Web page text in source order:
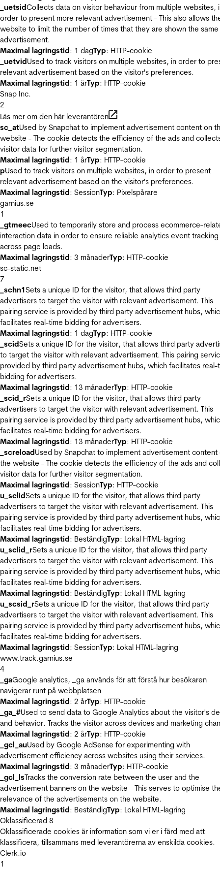
_uetsidCollects data on visitor behaviour from multiple websites,
order to present more relevant advertisement - This also allows
website to limit the number of times that they are shown the same
advertisement.
Maximal lagringstid: 1 dagTyp: HTTP-cookie
_uetvidUsed to track visitors on multiple websites, in order to
relevant advertisement based on the visitor's preferences.
Maximal lagringstid: 1 årTyp: HTTP-cookie
Snap Inc.
2
Läs mer om den här leverantören
sc_atUsed by Snapchat to implement advertisement content on
website - The cookie detects the efficiency of the ads and
visitor data for further visitor segmentation.
Maximal lagringstid: 1 årTyp: HTTP-cookie
pUsed to track visitors on multiple websites, in order to present
relevant advertisement based on the visitor's preferences.
Maximal lagringstid: SessionTyp: Pixelspårare
garnius.se
1
_gtmeecUsed to temporarily store and process ecommerce-
interaction data in order to ensure reliable analytics event tracking
across page loads.
Maximal lagringstid: 3 månaderTyp: HTTP-cookie
sc-static.net
7
_schn1Sets a unique ID for the visitor, that allows third party
advertisers to target the visitor with relevant advertisement. This
pairing service is provided by third party advertisement hubs,
facilitates real-time bidding for advertisers.
Maximal lagringstid: 1 dagTyp: HTTP-cookie
_scidSets a unique ID for the visitor, that allows third party
to target the visitor with relevant advertisement. This pairing
provided by third party advertisement hubs, which facilitates real-
bidding for advertisers.
Maximal lagringstid: 13 månaderTyp: HTTP-cookie
_scid_rSets a unique ID for the visitor, that allows third party
advertisers to target the visitor with relevant advertisement. This
pairing service is provided by third party advertisement hubs,
facilitates real-time bidding for advertisers.
Maximal lagringstid: 13 månaderTyp: HTTP-cookie
_screloadUsed by Snapchat to implement advertisement content
the website - The cookie detects the efficiency of the ads and
visitor data for further visitor segmentation.
Maximal lagringstid: SessionTyp: HTTP-cookie
u_sclidSets a unique ID for the visitor, that allows third party
advertisers to target the visitor with relevant advertisement. This
pairing service is provided by third party advertisement hubs,
facilitates real-time bidding for advertisers.
Maximal lagringstid: BeständigTyp: Lokal HTML-lagring
u_sclid_rSets a unique ID for the visitor, that allows third party
advertisers to target the visitor with relevant advertisement. This
pairing service is provided by third party advertisement hubs,
facilitates real-time bidding for advertisers.
Maximal lagringstid: BeständigTyp: Lokal HTML-lagring
u_scsid_rSets a unique ID for the visitor, that allows third party
advertisers to target the visitor with relevant advertisement. This
pairing service is provided by third party advertisement hubs,
facilitates real-time bidding for advertisers.
Maximal lagringstid: SessionTyp: Lokal HTML-lagring
www.track.garnius.se
4
_gaGoogle analytics, _ga används för att förstå hur besökaren
navigerar runt på webbplatsen
Maximal lagringstid: 2 årTyp: HTTP-cookie
_ga_#Used to send data to Google Analytics about the visitor's
and behavior. Tracks the visitor across devices and marketing
Maximal lagringstid: 2 årTyp: HTTP-cookie
_gcl_auUsed by Google AdSense for experimenting with
advertisement efficiency across websites using their services.
Maximal lagringstid: 3 månaderTyp: HTTP-cookie
_gcl_lsTracks the conversion rate between the user and the
advertisement banners on the website - This serves to optimise
relevance of the advertisements on the website.
Maximal lagringstid: BeständigTyp: Lokal HTML-lagring
Oklassificerad 8
Oklassificerade cookies är information som vi er i färd med att
klassificera, tillsammans med leverantörerna av enskilda cookies.
Clerk.io
1